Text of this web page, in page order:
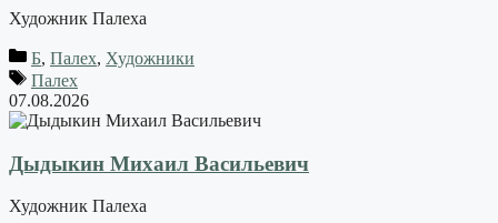
Художник Палеха
Б, Палех, Художники
Палех
07.08.2026
Дыдыкин Михаил Васильевич
Художник Палеха